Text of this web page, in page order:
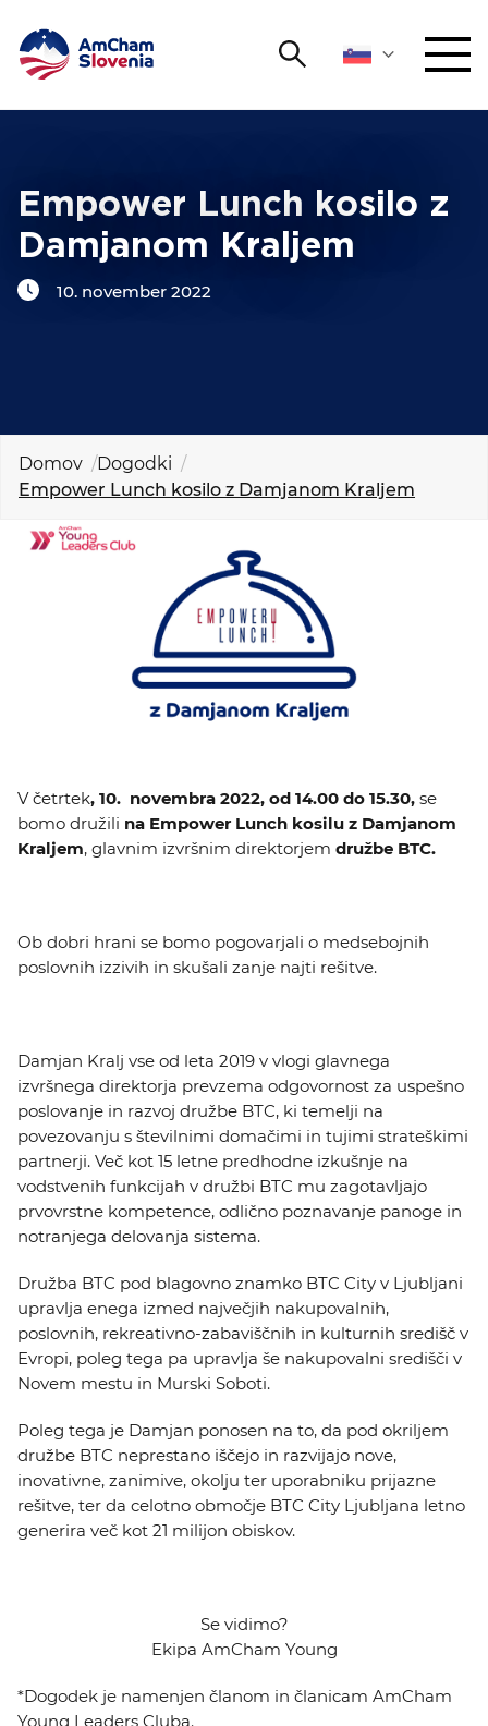
Išči
ZAGOVORNIŠTVO
AmCham YOUNG
O NAS
KOLEDAR DOGODKOV
Empower Lunch kosilo z
Damjanom Kraljem
10. november 2022
Domov
Dogodki
Empower Lunch kosilo z Damjanom Kraljem
V četrtek, 10. novembra 2022, od 14.00 do 15.30, se
bomo družili na Empower Lunch kosilu z Damjanom
Kraljem, glavnim izvršnim direktorjem družbe BTC.
Ob dobri hrani se bomo pogovarjali o medsebojnih
poslovnih izzivih in skušali zanje najti rešitve.
Damjan Kralj vse od leta 2019 v vlogi glavnega
izvršnega direktorja prevzema odgovornost za uspešno
poslovanje in razvoj družbe BTC, ki temelji na
povezovanju s številnimi domačimi in tujimi strateškimi
partnerji. Več kot 15 letne predhodne izkušnje na
vodstvenih funkcijah v družbi BTC mu zagotavljajo
prvovrstne kompetence, odlično poznavanje panoge in
notranjega delovanja sistema.
Družba BTC pod blagovno znamko BTC City v Ljubljani
upravlja enega izmed največjih nakupovalnih,
poslovnih, rekreativno-zabaviščnih in kulturnih središč v
Evropi, poleg tega pa upravlja še nakupovalni središči v
Novem mestu in Murski Soboti.
Poleg tega je Damjan ponosen na to, da pod okriljem
družbe BTC neprestano iščejo in razvijajo nove,
inovativne, zanimive, okolju ter uporabniku prijazne
rešitve, ter da celotno območje BTC City Ljubljana letno
generira več kot 21 milijon obiskov.
Se vidimo?
Ekipa AmCham Young
*Dogodek je namenjen članom in članicam AmCham
Young Leaders Cluba.